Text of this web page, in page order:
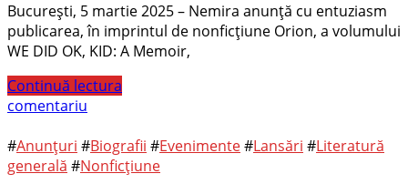
București, 5 martie 2025 – Nemira anunță cu entuziasm
publicarea, în imprintul de nonficțiune Orion, a volumului
WE DID OK, KID: A Memoir,
Continuă lectura
comentariu
#Anunțuri #Biografii #Evenimente#Lansări #Literatură
generală #Nonficțiune